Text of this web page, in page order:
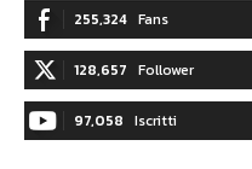
255,324 Fans
128,657 Follower
97,058 Iscritti